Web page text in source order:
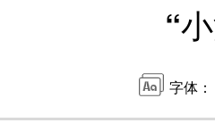
“
字体：